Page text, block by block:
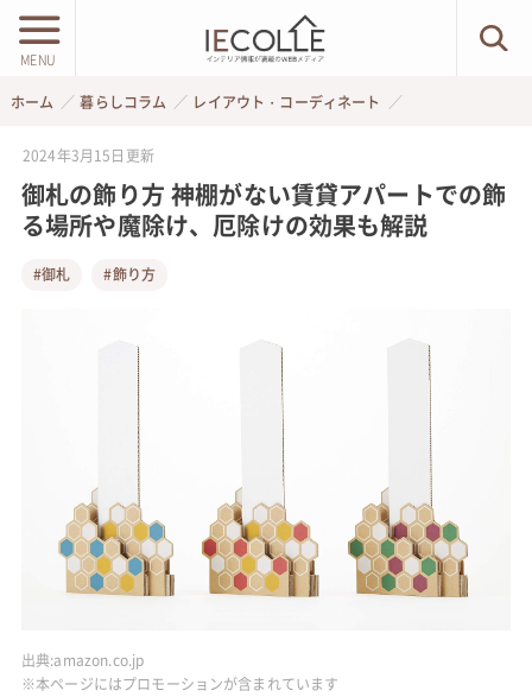
MENU
ホーム 暮らしコラム レイアウト・コーディネート
2024年3月15日 更新
御札の飾り方 神棚がない賃貸アパートでの飾
る場所や魔除け、厄除けの効果も解説
#御札 #飾り方
出典:amazon.co.jp
※本ページにはプロモーションが含まれています